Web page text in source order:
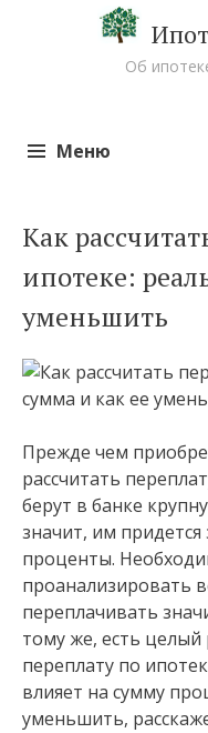
Об
Меню
Как
ипотеке:
уменьшить
Прежде чем
рассчитать
берут в банке
значит, им
проценты.
проанализировать
переплачивать
тому же, есть целый
переплату по
влияет на сумму
уменьшить,